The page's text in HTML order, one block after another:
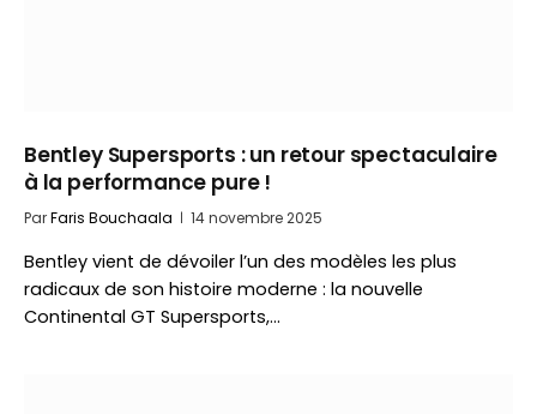
Bentley Supersports : un retour spectaculaire
à la performance pure !
ParFaris Bouchaala 14 novembre 2025
Bentley vient de dévoiler l’un des modèles les plus
radicaux de son histoire moderne : la nouvelle
Continental GT Supersports,…